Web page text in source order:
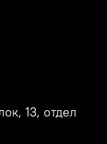
13, отдел